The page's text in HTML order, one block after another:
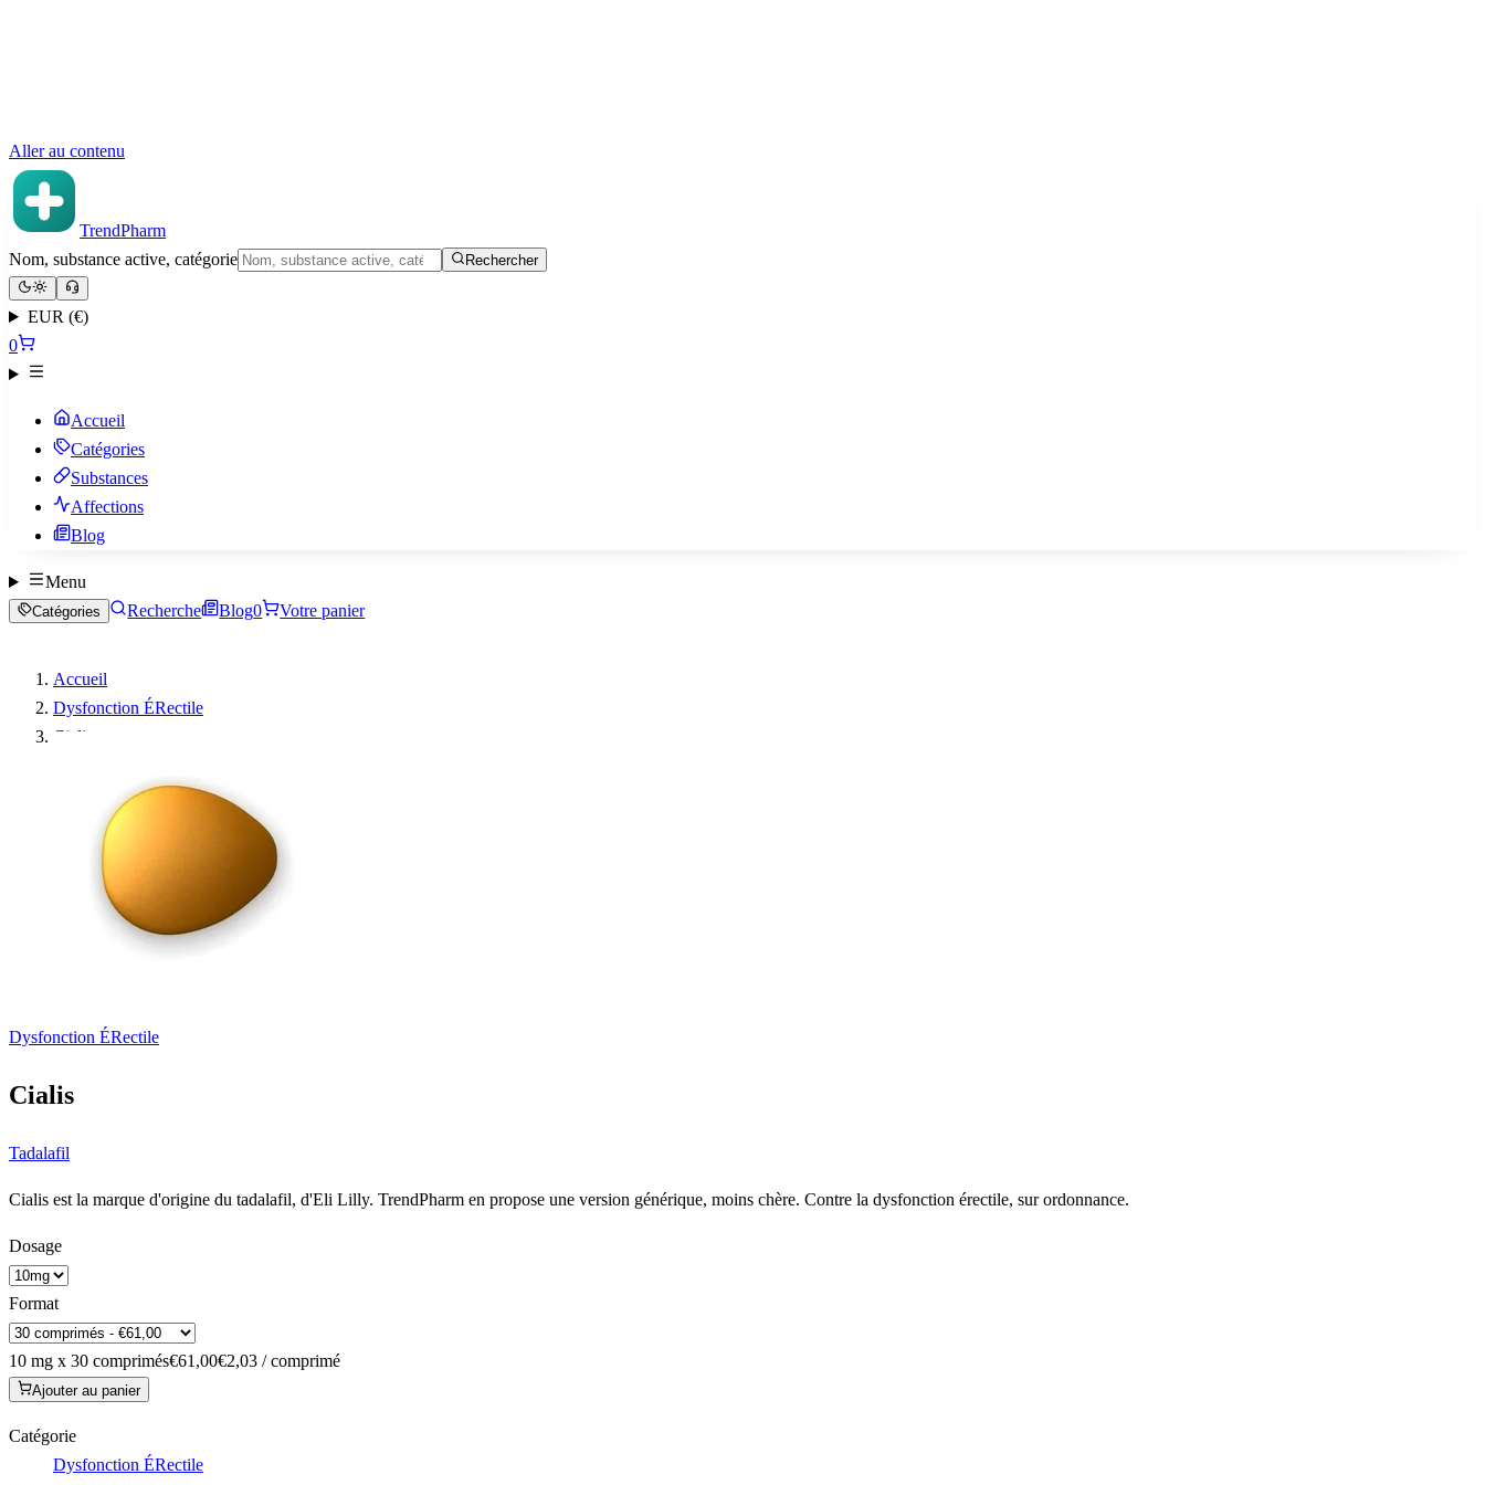
Aller au contenu
TrendPharm
Nom, substance active, catégorie
Rechercher
EUR (€)
0
Accueil
Catégories
Substances
Affections
Blog
Menu
Catégories Recherche Blog0 Votre panier
Accueil
Dysfonction ÉRectile
Cialis
Dysfonction ÉRectile
Cialis
Tadalafil
Cialis est la marque d'origine du tadalafil, d'Eli Lilly. TrendPharm en propose une version générique, moins chère. Contre la dysfonction érectile, sur ordonnance.
Dosage
Format
10 mg x 30 comprimés€61,00€2,03 / comprimé
Ajouter au panier
Catégorie
Dysfonction ÉRectile